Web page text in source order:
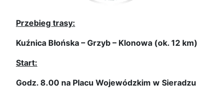
Przebieg trasy:
Kuźnica Błońska – Grzyb – Klonowa (ok. 12 km)
Start:
Godz. 8.00 na Placu Wojewódzkim w Sieradzu